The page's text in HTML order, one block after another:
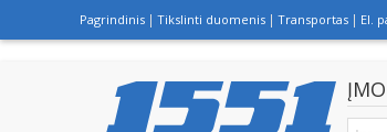
Pagrindinis Tikslinti duomenis Transportas El.